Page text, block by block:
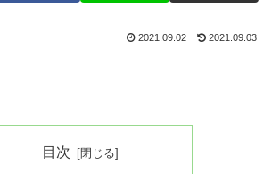
2021.09.02 2021.09.03
目次